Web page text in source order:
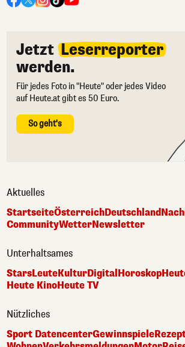
Jetzt Leserreporter
werden.
Für jedes Foto in "Heute" oder jedes Video
auf Heute.at gibt es 50 Euro.
So geht's
Aktuelles
StartseiteÖsterreichDeutschland
CommunityWetterNewsletter
Unterhaltsames
StarsLeuteKulturDigital Horoskop
Heute KinoHeute TV
Nützliches
Sport DatencenterGewinnspiele